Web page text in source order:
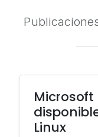
Microsoft
Linux